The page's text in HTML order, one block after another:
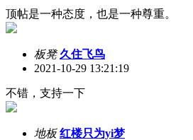
顶帖是一种态度，也是一种尊重。
板凳 久住飞鸟
2021-10-29 13:21:19
不错，支持一下
地板 红楼只为yi梦